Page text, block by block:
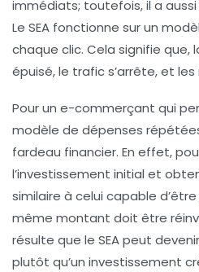
immédiats; toutefois, il a
Le SEA fonctionne sur un
chaque clic. Cela signifie que,
épuisé, le trafic s’arrête, et
Pour un e-commerçant qui
modèle de dépenses
fardeau financier. En effet,
l’investissement initial et
similaire à celui capable d’être
même montant doit être
résulte que le SEA peut
plutôt qu’un investissement